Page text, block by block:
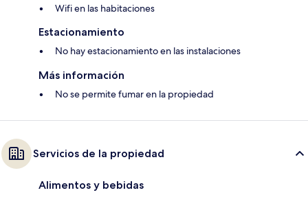
Wifi en las habitaciones
Estacionamiento
No hay estacionamiento en las instalaciones
Más información
No se permite fumar en la propiedad
Servicios de la propiedad
Alimentos y bebidas